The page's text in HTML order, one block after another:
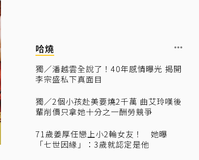
哈燒
獨／潘越雲全說了！40年感情曝光 揭開
李宗盛私下真面目
獨／2個小孩赴美要燒2千萬 曲艾玲嘆後
輩削價只拿她十分之一酬勞競爭
71歲姜厚任戀上小2輪女友！ 她曝
「七世因緣」：3歲就認定是他